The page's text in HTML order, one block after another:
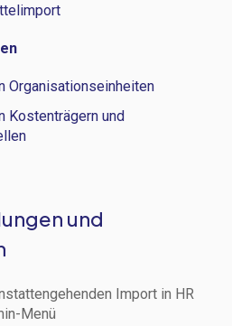
Organisationseinheiten
Kostenträgern und
und
Import in HR
Menü